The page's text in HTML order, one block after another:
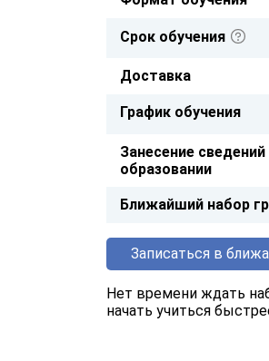
Срок обучения
Доставка
График обучения
Занесение
образовании
Ближайший набор
Записаться в
Нет времени ждать
начать учиться